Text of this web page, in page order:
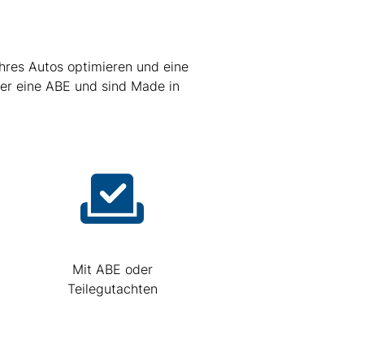
Autos optimieren und eine
eine ABE und sind Made in
Mit ABE oder
Teilegutachten